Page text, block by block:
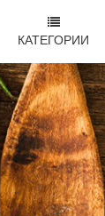
КАТЕГОРИИ